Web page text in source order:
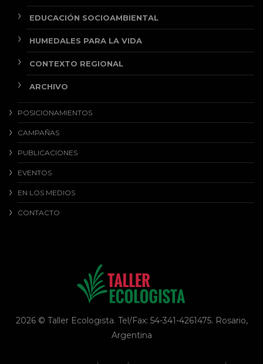
EDUCACIÓN SOCIOAMBIENTAL
HUMEDALES PARA LA VIDA
CONTEXTO REGIONAL
ARCHIVO
POSICIONAMIENTOS
CAMPAÑAS
PUBLICACIONES
EVENTOS
EN LOS MEDIOS
CONTACTO
2026 © Taller Ecologista. Tel/Fax: 54-341-4261475. Rosario,
Argentina